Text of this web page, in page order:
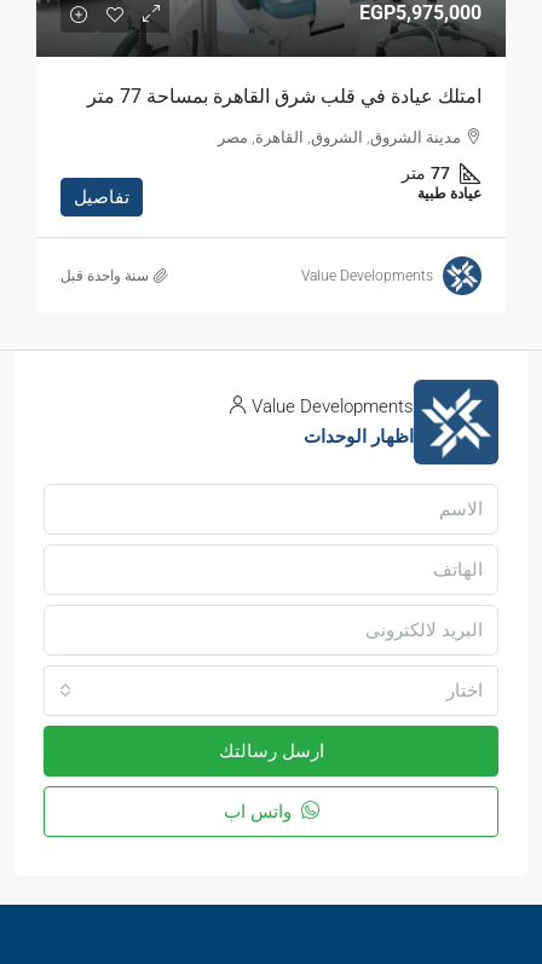
EGP5,975,000
امتلك عيادة في قلب شرق القاهرة بمساحة 77 متر
مدينة الشروق, الشروق, القاهرة, مصر
77 متر
عيادة طبية تفاصيل
Value Developments ‏سنة واحدة قبل
Value Developments
اظهار الوحدات
اختار
ارسل رسالتك
واتس اب